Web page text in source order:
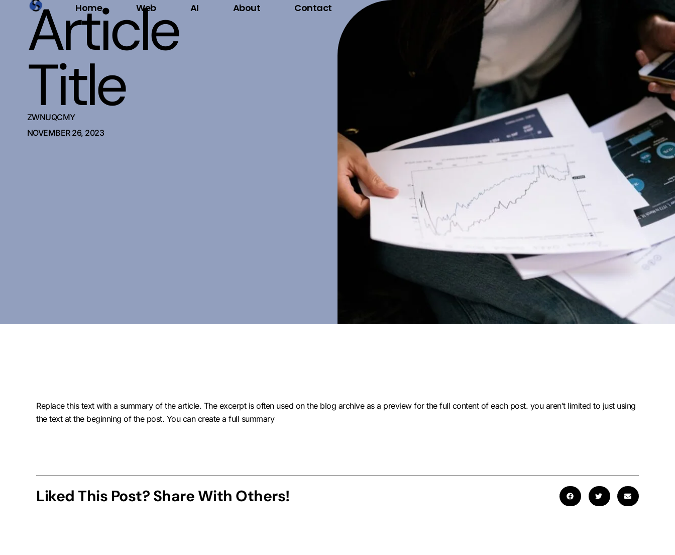
Home Web AI About Contact
Article
Title
ZWNUQCMY
NOVEMBER 26, 2023
Replace this text with a summary of the article. The excerpt is often used on the blog archive as a preview for the full content of each post. you aren’t limited to just using
the text at the beginning of the post. You can create a full summary
Liked This Post? Share With Others!